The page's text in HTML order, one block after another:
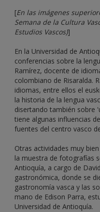
[En las imágenes
Semana de la Cultura
Estudios Vascos)]
En la Universidad de
conferencias sobre la
Ramírez, docente de
colombiano de Risaralda.
idiomas, entre ellos el
la historia de la lengua
disertando también sobre
tiene algunas influencias
fuentes del centro vasco
Otras actividades muy
la muestra de fotografías
Antioquía, a cargo de
gastronómica, donde se
gastronomía vasca y las
mano de Edison Parra,
Universidad de Antioquía.